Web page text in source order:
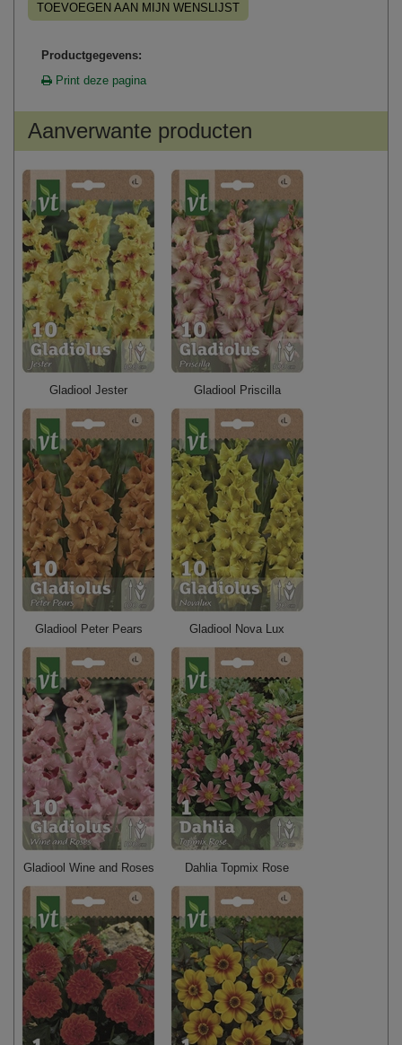
TOEVOEGEN AAN MIJN WENSLIJST
Productgegevens:
Print deze pagina
Aanverwante producten
Gladiool Jester Gladiool Priscilla
Gladiool Peter Pears Gladiool Nova Lux
Gladiool Wine and Roses Dahlia Topmix Rose